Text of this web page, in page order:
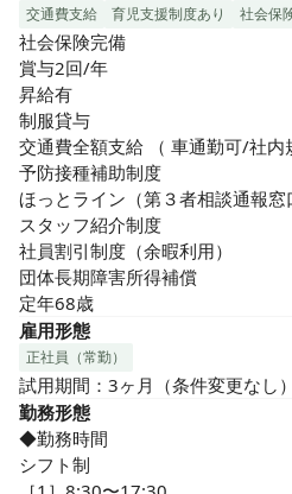
交通費支給 育児支援制度あり 社会保
社会保険完備
賞与2回/年
昇給有
制服貸与
交通費全額支給 （ 車通勤可/社内
予防接種補助制度
ほっとライン（第３者相談通報窓
スタッフ紹介制度
社員割引制度（余暇利用）
団体長期障害所得補償
定年68歳
雇用形態
正社員（常勤）
試用期間：3ヶ月（条件変更なし）
勤務形態
◆勤務時間
シフト制